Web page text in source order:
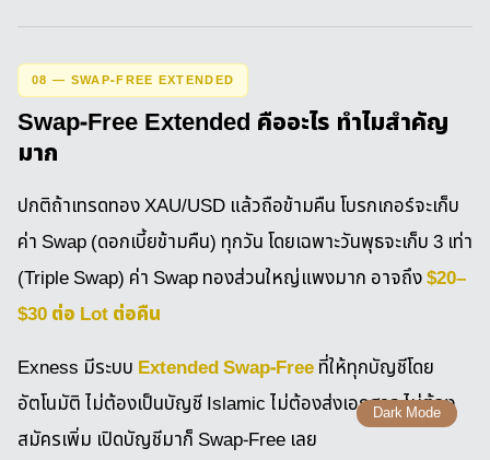
08 — SWAP-FREE EXTENDED
Swap-Free Extended คืออะไร ทำไมสำคัญ
มาก
ปกติถ้าเทรดทอง XAU/USD แล้วถือข้ามคืน โบรกเกอร์จะเก็บ
ค่า Swap (ดอกเบี้ยข้ามคืน) ทุกวัน โดยเฉพาะวันพุธจะเก็บ 3 เท่า
(Triple Swap) ค่า Swap ทองส่วนใหญ่แพงมาก อาจถึง$20–
$30 ต่อ Lot ต่อคืน
Exness มีระบบ Extended Swap-Free ที่ให้ทุกบัญชีโดย
อัตโนมัติ ไม่ต้องเป็นบัญชี Islamic ไม่ต้องส่งเอกสาร ไม่ต้อง
สมัครเพิ่ม เปิดบัญชีมาก็ Swap-Free เลย
Dark Mode